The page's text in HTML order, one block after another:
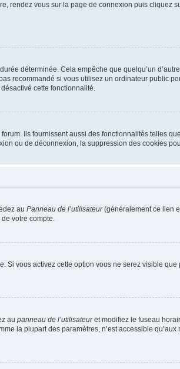
rendez vous sur la page de connexion puis cliquez
déterminée. Cela empêche que quelqu’un
recommandé si vous utilisez un ordinateur public
cette fonctionnalité.
Ils fournissent aussi des fonctionnalités telles
ou de déconnexion, la suppression des cookies
au Panneau de l’utilisateur(généralement ce lien
votre compte.
. Si vous activez cette option vous ne serez visible
au panneau de l’utilisateuret modifiez le fuseau
la plupart des paramètres, n’est accessible